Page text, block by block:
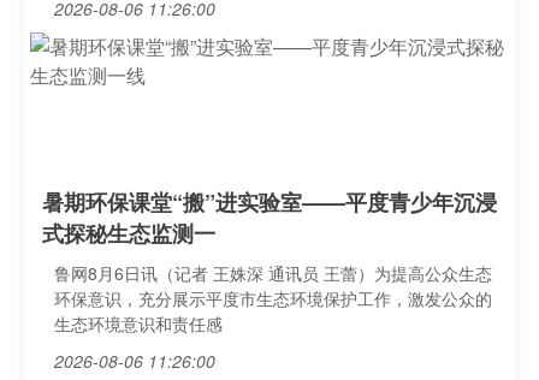
2026-08-06 11:26:00
暑期环保课堂“搬”进实验室——平度青少年沉浸
式探秘生态监测一
鲁网8月6日讯（记者 王姝深 通讯员 王蕾）为提高公众生态
环保意识，充分展示平度市生态环境保护工作，激发公众的
生态环境意识和责任感
2026-08-06 11:26:00